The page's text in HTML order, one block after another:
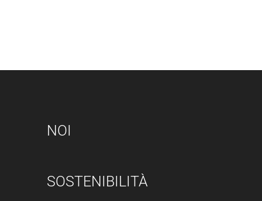
NOI
SOSTENIBILITÀ